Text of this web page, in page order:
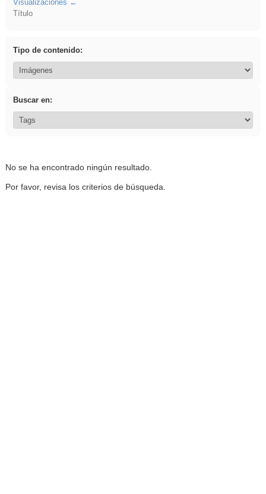
Visualizaciones
Título
Tipo de contenido:
Buscar en:
No se ha encontrado ningún resultado.
Por favor, revisa los criterios de búsqueda.